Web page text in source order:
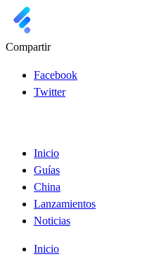
Compartir
Facebook
Twitter
Inicio
Guías
China
Lanzamientos
Noticias
Inicio